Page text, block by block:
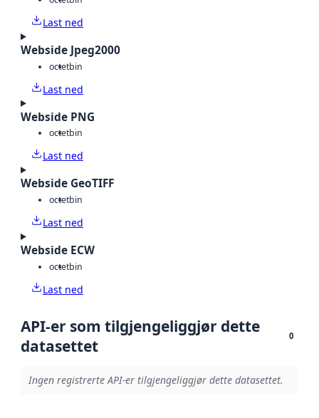
Last ned
Webside Jpeg2000
octetbin
Last ned
Webside PNG
octetbin
Last ned
Webside GeoTIFF
octetbin
Last ned
Webside ECW
octetbin
Last ned
API-er som tilgjengeliggjør dette
datasettet
0
Ingen registrerte API-er tilgjengeliggjør dette datasettet.